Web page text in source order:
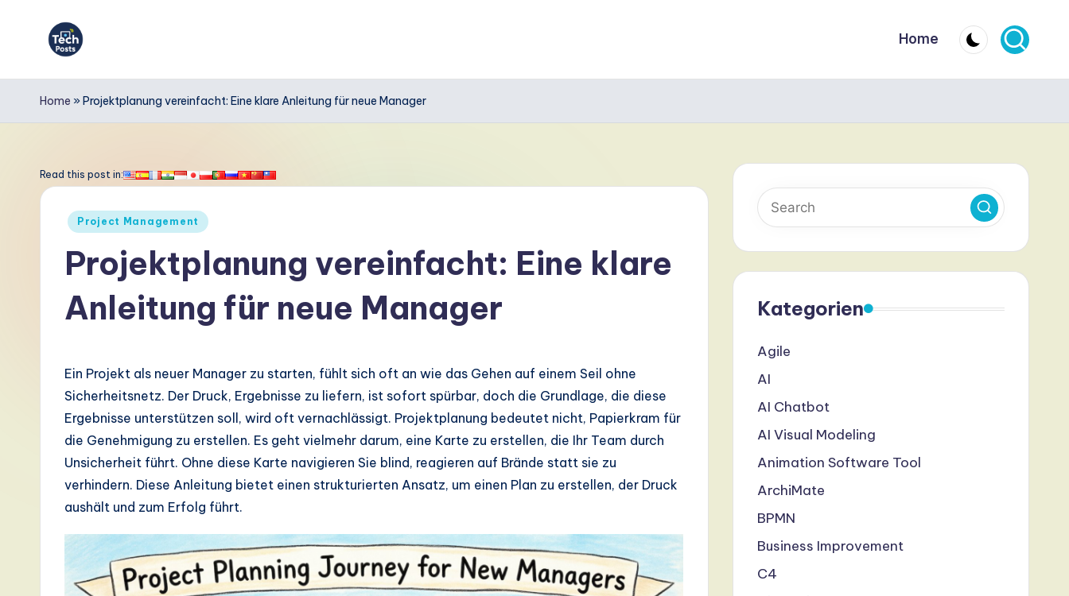
T
e
h
G
m
Home
Home » Projektplanung vereinfacht: Eine klare Anleitung für neue Manager
Read this post in:
Posted
Project Management
Projektplanung vereinfacht: Eine klare
Anleitung für neue Manager
Ein Projekt als neuer Manager zu starten, fühlt sich oft an wie das Gehen auf einem Seil ohne
Sicherheitsnetz. Der Druck, Ergebnisse zu liefern, ist sofort spürbar, doch die Grundlage, die diese
Ergebnisse unterstützen soll, wird oft vernachlässigt. Projektplanung bedeutet nicht, Papierkram für
die Genehmigung zu erstellen. Es geht vielmehr darum, eine Karte zu erstellen, die Ihr Team durch
Unsicherheit führt. Ohne diese Karte navigieren Sie blind, reagieren auf Brände statt sie zu
verhindern. Diese Anleitung bietet einen strukturierten Ansatz, um einen Plan zu erstellen, der Druck
aushält und zum Erfolg führt.
Kategorien
Agile
AI
AI Chatbot
AI Visual Modeling
Animation Software Tool
ArchiMate
BPMN
Business Improvement
C4